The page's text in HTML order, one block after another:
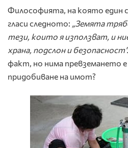
Философията, на която един
гласи следното: „Земята
тези, които я използват, и
храна, подслон и безопасност”.
факт, но нима превземането
придобиване на имот?